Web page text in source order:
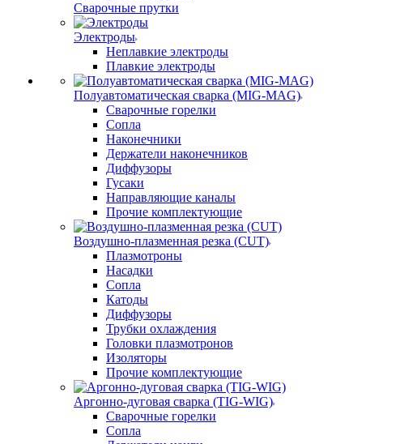
Сварочные прутки
Электроды
Неплавкие электроды
Плавкие электроды
Полуавтоматическая сварка (MIG-MAG)
Сварочные горелки
Сопла
Наконечники
Держатели наконечников
Диффузоры
Гусаки
Направляющие каналы
Прочие комплектующие
Воздушно-плазменная резка (CUT)
Плазмотроны
Насадки
Сопла
Катоды
Диффузоры
Трубки охлаждения
Головки плазмотронов
Изоляторы
Прочие комплектующие
Аргонно-дуговая сварка (TIG-WIG)
Сварочные горелки
Сопла